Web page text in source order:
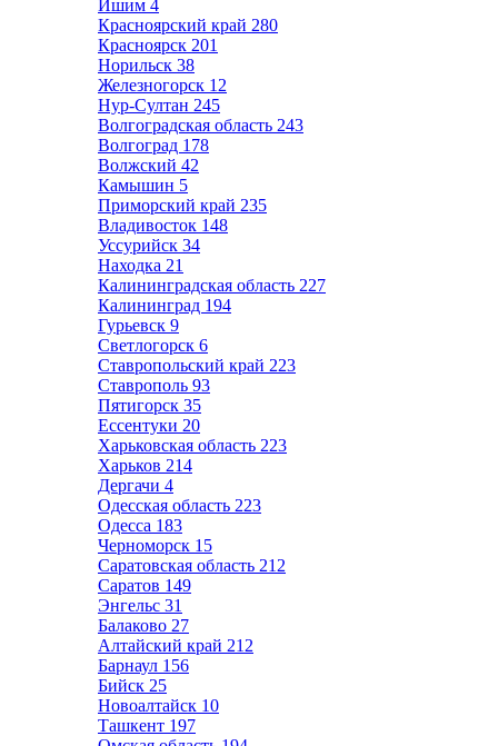
Ишим 4
Красноярский край 280
Красноярск 201
Норильск 38
Железногорск 12
Нур-Султан 245
Волгоградская область 243
Волгоград 178
Волжский 42
Камышин 5
Приморский край 235
Владивосток 148
Уссурийск 34
Находка 21
Калининградская область 227
Калининград 194
Гурьевск 9
Светлогорск 6
Ставропольский край 223
Ставрополь 93
Пятигорск 35
Ессентуки 20
Харьковская область 223
Харьков 214
Дергачи 4
Одесская область 223
Одесса 183
Черноморск 15
Саратовская область 212
Саратов 149
Энгельс 31
Балаково 27
Алтайский край 212
Барнаул 156
Бийск 25
Новоалтайск 10
Ташкент 197